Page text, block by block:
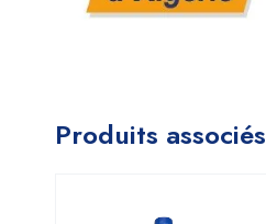
Produits associés